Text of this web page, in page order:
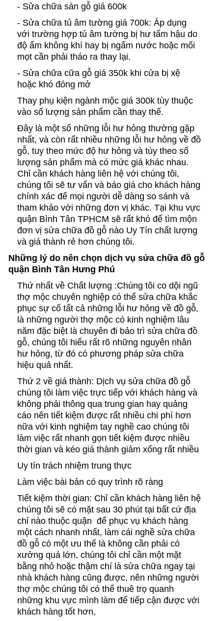
- Sửa chữa sàn gỗ giá 600k
- Sửa chữa tủ âm tường giá 700k: Áp dụng
với trường hợp tủ âm tường bị hư tấm hậu do
độ ẩm không khí hay bị ngấm nước hoặc mối
mọt cần phải tháo ra thay lại.
- Sửa chữa cữa gỗ giá 350k khi cửa bị xệ
hoặc khó đóng mở
Thay phụ kiện ngành mộc giá 300k tùy thuộc
vào số lượng sản phẩm cần thay thế.
Đây là một số những lỗi hư hỏng thường gặp
nhất, và còn rất nhiều những lỗi hư hỏng về đồ
gỗ, tuy theo mức độ hư hỏng và tùy theo số
lượng sản phẩm mà có mức giá khác nhau.
Chỉ cần khách hàng liên hệ với chúng tôi,
chúng tôi sẽ tư vấn và báo giá cho khách hàng
chính xác để mọi người dễ dàng so sánh và
tham khảo với những đơn vị khác. Tại khu vực
quận Bình Tân TPHCM sẽ rất khó để tìm mộn
đơn vị sửa chữa đồ gỗ nào Uy Tín chất lượng
và giá thành rẻ hơn chúng tôi.
Những lý do nên chọn dịch vụ sửa chữa đồ gỗ
quận Bình Tân Hưng Phú
Thứ nhất về Chất lượng :Chúng tôi co dội ngũ
thợ mộc chuyên nghiệp có thể sửa chữa khắc
phục sự cố tất cả những lỗi hư hỏng về đồ gỗ,
là những người thợ mộc có kinh nghiệm lâu
năm đặc biệt là chuyên đi bảo trì sửa chữa đồ
gỗ, chúng tôi hiểu rất rõ những nguyên nhân
hư hỏng, từ đó có phương pháp sửa chữa
hiệu quả nhất.
Thứ 2 về giá thành: Dịch vụ sửa chữa đồ gỗ
chúng tôi làm việc trực tiếp với khách hàng và
không phải thông qua trung gian hay quảng
cáo nên tiết kiệm được rất nhiều chi phí hơn
nữa với kinh nghiệm tay nghề cao chúng tôi
làm việc rất nhanh gọn tiết kiệm được nhiều
thời gian và kéo giá thành giảm xống rất nhiều
Uy tín trách nhiệm trung thực
Làm việc bài bản có quy trình rõ ràng
Tiết kiệm thời gian: Chỉ cần khách hàng liên hệ
chúng tôi sẽ có mặt sau 30 phút tại bất cứ địa
chỉ nào thuộc quận để phục vụ khách hàng
một cách nhanh nhất, làm cái nghề sửa chữa
đồ gỗ có một ưu thế là không cần phải có
xưởng quá lớn, chúng tôi chỉ cần một mặt
bằng nhỏ hoặc thậm chí là sửa chữa ngay tại
nhà khách hàng cũng được, nên những người
thợ mộc chúng tôi có thể thuê trọ quanh
những khu vực mình làm để tiếp cận được với
khách hàng tốt hơn,